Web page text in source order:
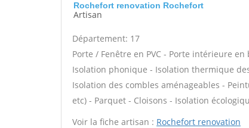
Rochefort renovation Rochefort
Artisan
Département: 17
Porte / Fenêtre en PVC - Porte intérieure
Isolation phonique - Isolation thermique
Isolation des combles aménageables -
etc) - Parquet - Cloisons - Isolation
Voir la fiche artisan : Rochefort renovation